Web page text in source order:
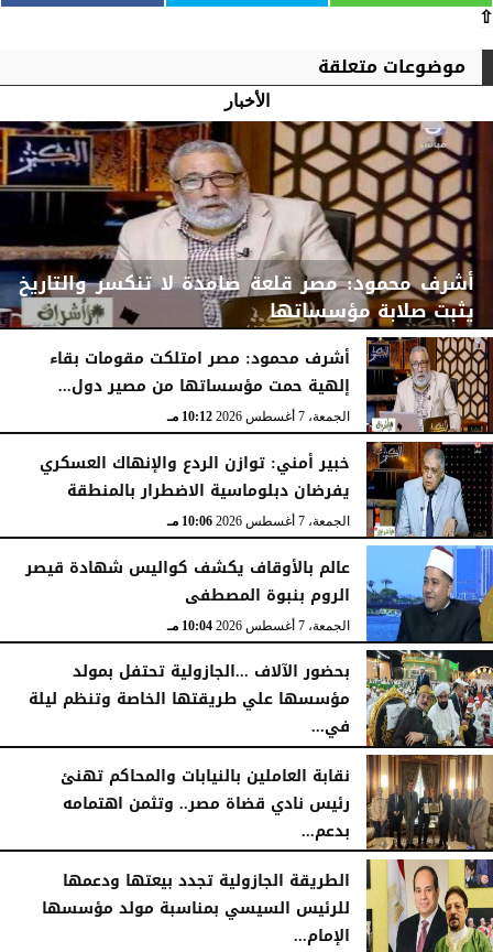
⇧
موضوعات متعلقة
الأخبار
أشرف محمود: مصر قلعة صامدة لا تنكسر والتاريخ
يثبت صلابة مؤسساتها
الجمعة، 7 أغسطس 2026 10:15 مـ
أشرف محمود: مصر امتلكت مقومات بقاء
إلهية حمت مؤسساتها من مصير دول...
الجمعة، 7 أغسطس 2026 10:12 مـ
خبير أمني: توازن الردع والإنهاك العسكري
يفرضان دبلوماسية الاضطرار بالمنطقة
الجمعة، 7 أغسطس 2026 10:06 مـ
عالم بالأوقاف يكشف كواليس شهادة قيصر
الروم بنبوة المصطفى
الجمعة، 7 أغسطس 2026 10:04 مـ
بحضور الآلاف ...الجازولية تحتفل بمولد
مؤسسها علي طريقتها الخاصة وتنظم ليلة
في...
الجمعة، 7 أغسطس 2026
نقابة العاملين بالنيابات والمحاكم تهنئ
رئيس نادي قضاة مصر.. وتثمن اهتمامه
بدعم...
الخميس، 6 أغسطس 2026
الطريقة الجازولية تجدد بيعتها ودعمها
للرئيس السيسي بمناسبة مولد مؤسسها
الإمام...